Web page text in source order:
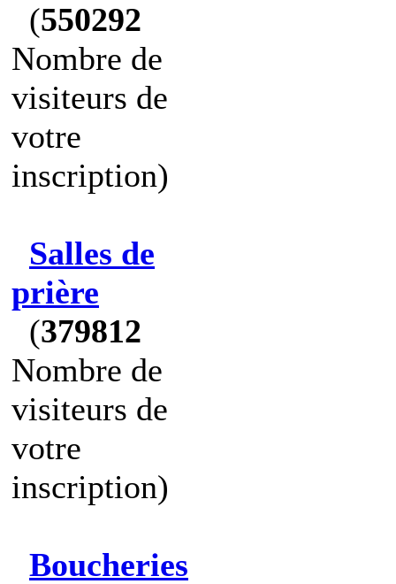
(550292
Nombre de
visiteurs de
votre
inscription)
Salles de
prière
(379812
Nombre de
visiteurs de
votre
inscription)
Boucheries